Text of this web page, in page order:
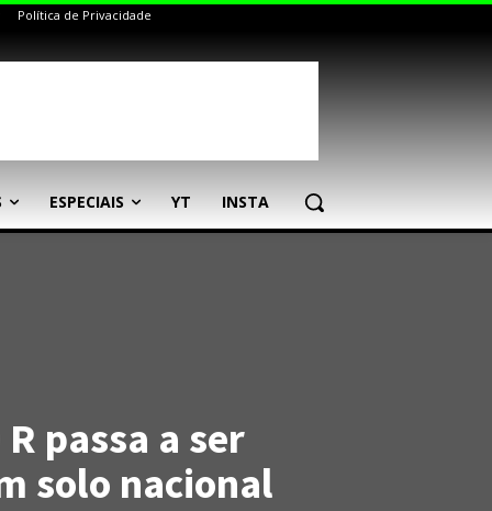
Política de Privacidade
ESPECIAIS YT INSTA
passa a ser
solo nacional